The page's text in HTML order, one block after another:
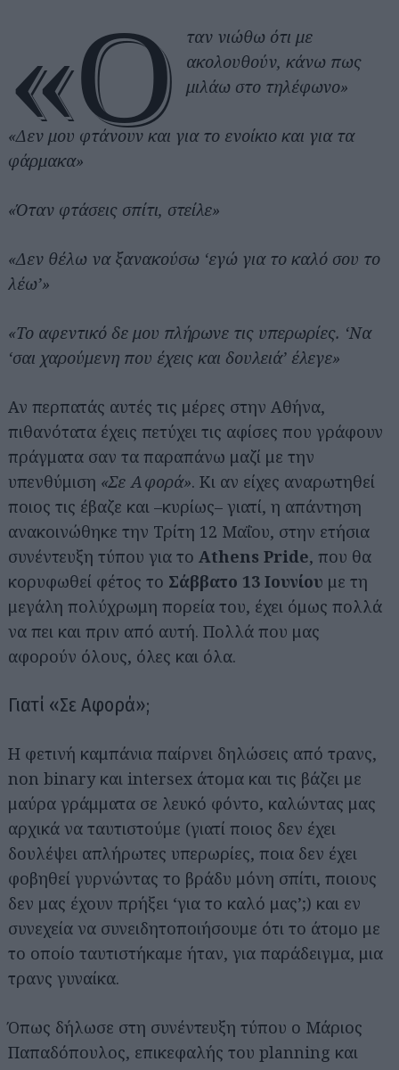
«Ό
ταν νιώθω ότι με
ακολουθούν, κάνω πως
μιλάω στο τηλέφωνο»
«Δεν μου φτάνουν και για το ενοίκιο και για τα
φάρμακα»
«Όταν φτάσεις σπίτι, στείλε»
«Δεν θέλω να ξανακούσω ‘εγώ για το καλό σου το
λέω’»
«Το αφεντικό δε μου πλήρωνε τις υπερωρίες. ‘Να
‘σαι χαρούμενη που έχεις και δουλειά’ έλεγε»
Αν περπατάς αυτές τις μέρες στην Αθήνα,
πιθανότατα έχεις πετύχει τις αφίσες που γράφουν
πράγματα σαν τα παραπάνω μαζί με την
υπενθύμιση «Σε Αφορά». Κι αν είχες αναρωτηθεί
ποιος τις έβαζε και –κυρίως– γιατί, η απάντηση
ανακοινώθηκε την Τρίτη 12 Μαΐου, στην ετήσια
συνέντευξη τύπου για το Athens Pride, που θα
κορυφωθεί φέτος το Σάββατο 13 Ιουνίου με τη
μεγάλη πολύχρωμη πορεία του, έχει όμως πολλά
να πει και πριν από αυτή. Πολλά που μας
αφορούν όλους, όλες και όλα.
Γιατί «Σε Αφορά»;
Η φετινή καμπάνια παίρνει δηλώσεις από τρανς,
non binary και intersex άτομα και τις βάζει με
μαύρα γράμματα σε λευκό φόντο, καλώντας μας
αρχικά να ταυτιστούμε (γιατί ποιος δεν έχει
δουλέψει απλήρωτες υπερωρίες, ποια δεν έχει
φοβηθεί γυρνώντας το βράδυ μόνη σπίτι, ποιους
δεν μας έχουν πρήξει ‘για το καλό μας’;) και εν
συνεχεία να συνειδητοποιήσουμε ότι το άτομο με
το οποίο ταυτιστήκαμε ήταν, για παράδειγμα, μια
τρανς γυναίκα.
Όπως δήλωσε στη συνέντευξη τύπου ο Μάριος
Παπαδόπουλος, επικεφαλής του planning και